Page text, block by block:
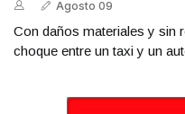
Agosto 09
Con daños materiales y sin
choque entre un taxi y un